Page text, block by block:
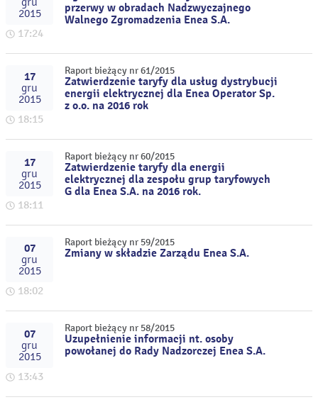
2015
17:24
przerwy w obradach Nadzwyczajnego
Walnego Zgromadzenia Enea S.A.
17
gru
2015
18:15
Raport bieżący nr 61/2015
Zatwierdzenie taryfy dla usług dystrybucji
energii elektrycznej dla Enea Operator Sp.
z o.o. na 2016 rok
17
gru
2015
18:11
Raport bieżący nr 60/2015
Zatwierdzenie taryfy dla energii
elektrycznej dla zespołu grup taryfowych
G dla Enea S.A. na 2016 rok.
07
gru
2015
18:02
Raport bieżący nr 59/2015
Zmiany w składzie Zarządu Enea S.A.
07
gru
2015
13:43
Raport bieżący nr 58/2015
Uzupełnienie informacji nt. osoby
powołanej do Rady Nadzorczej Enea S.A.